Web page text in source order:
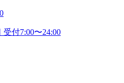
受付7:00〜24:00